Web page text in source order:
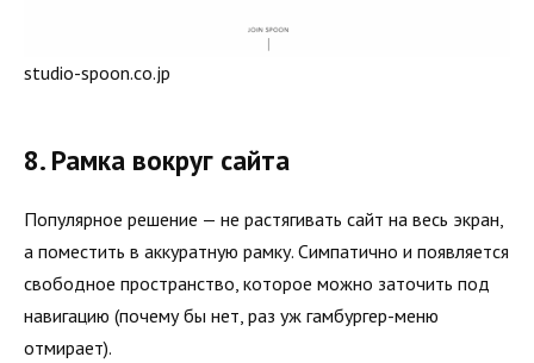
studio-spoon.co.jp
8. Рамка вокруг сайта
Популярное решение — не растягивать сайт на весь экран,
а поместить в аккуратную рамку. Симпатично и появляется
свободное пространство, которое можно заточить под
навигацию (почему бы нет, раз уж гамбургер-меню
отмирает).